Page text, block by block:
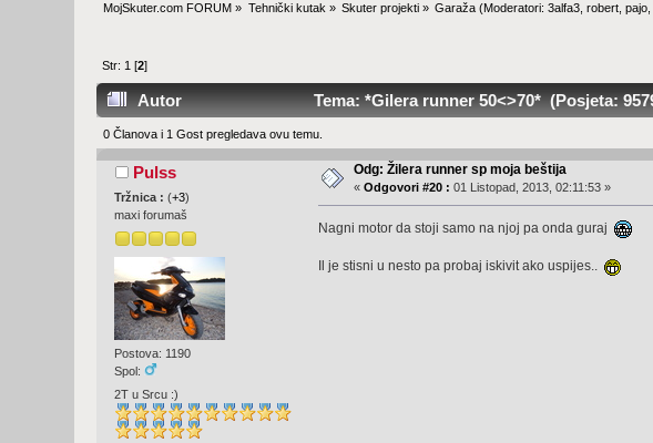
MojSkuter.com FORUM » Tehnički kutak » Skuter projekti » Garaža (Moderatori:3alfa3 ,robert ,pajo
Str: 1 [2]
Autor Tema: *Gilera runner 50<>70* (Posjeta:
0 Članova i 1 Gost pregledava ovu temu.
Pulss
Tržnica :(+3)
maxi forumaš
Postova: 1190
Spol:
2T u Srcu :)
Odg: Žilera runner sp moja beštija
«Odgovori #20 : 01 Listopad, 2013, 02:11:53 »
Nagni motor da stoji samo na njoj pa onda guraj
Il je stisni u nesto pa probaj iskivit ako uspijes..